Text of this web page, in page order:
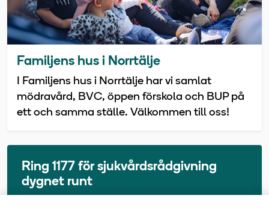
Familjens hus i Norrtälje
I Familjens hus i Norrtälje har vi samlat
mödravård, BVC, öppen förskola och BUP på
ett och samma ställe. Välkommen till oss!
Ring 1177 för sjukvårdsrådgivning
dygnet runt